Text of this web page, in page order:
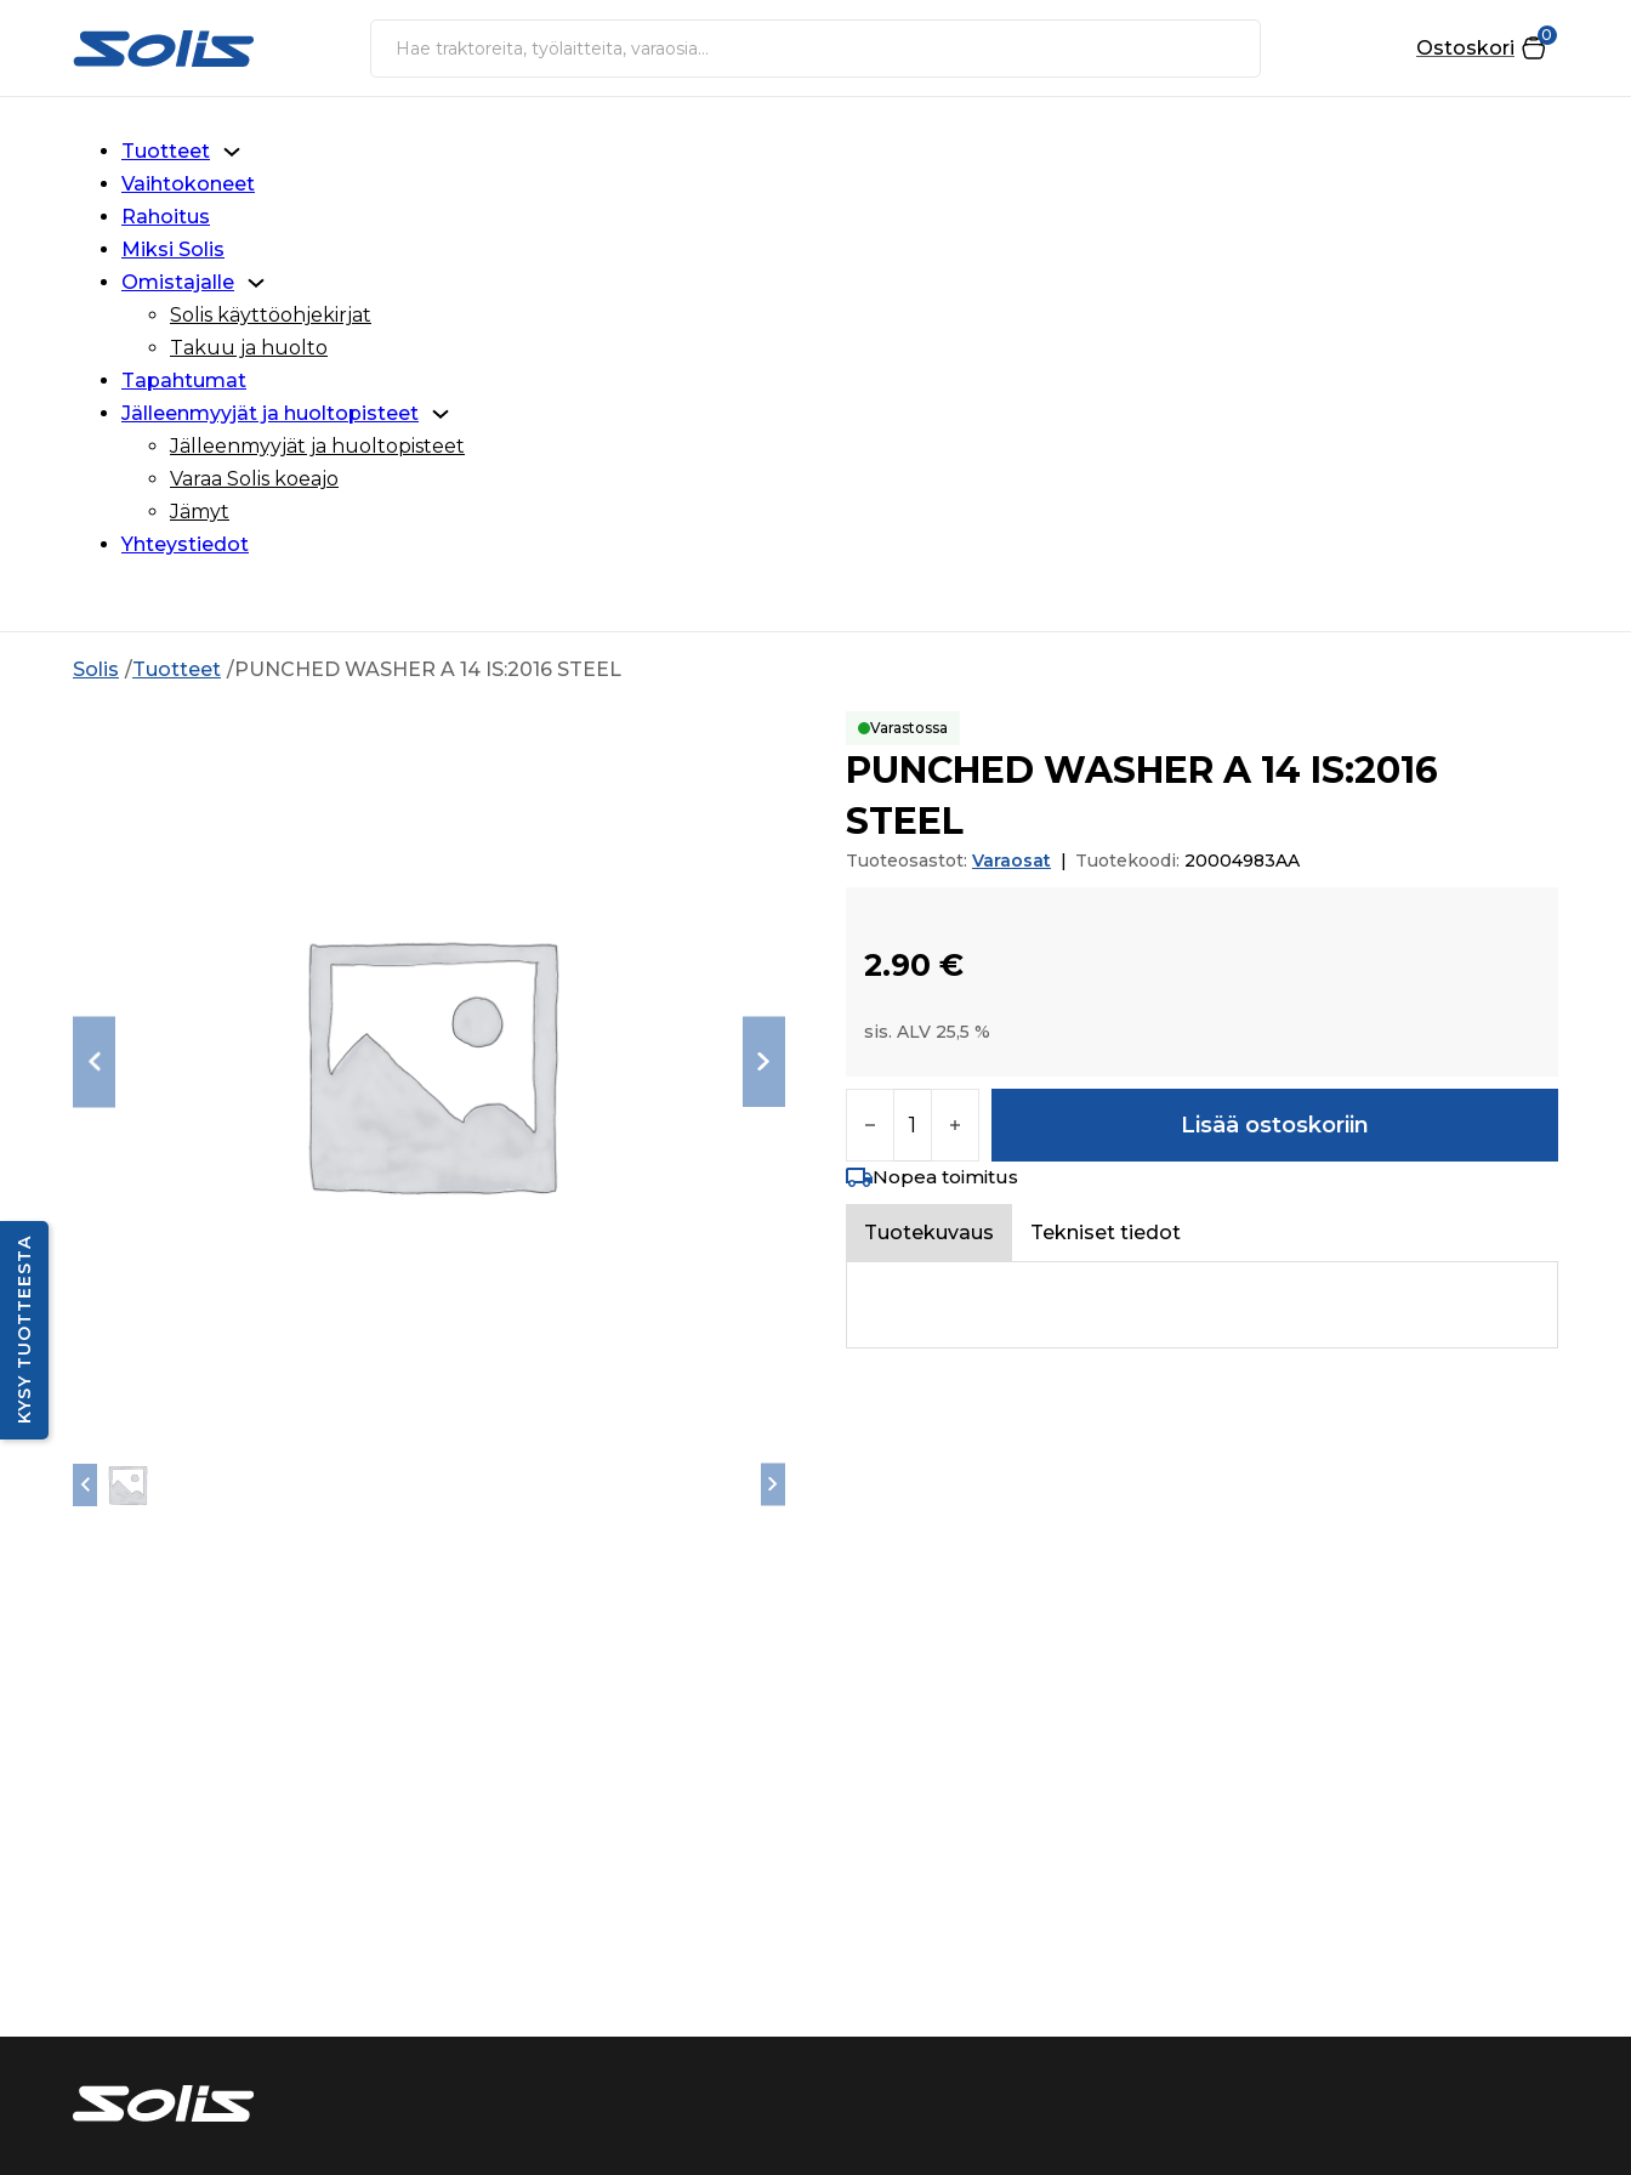
Siirry pääsisältöön
Siirry alatunnisteeseen
Haku
0
Ostoskori
Tuotteet
Vaihtokoneet
Rahoitus
Miksi Solis
Omistajalle
Solis käyttöohjekirjat
Takuu ja huolto
Tapahtumat
Jälleenmyyjät ja huoltopisteet
Jälleenmyyjät ja huoltopisteet
Varaa Solis koeajo
Jämyt
Yhteystiedot
Solis Tuotteet PUNCHED WASHER A 14 IS:2016 STEEL
Varastossa
PUNCHED WASHER A 14 IS:2016
STEEL
Tuoteosastot: Varaosat | Tuotekoodi: 20004983AA
2.90 €
sis. ALV 25,5 %
Lisää ostoskoriin
Nopea toimitus
Tuotekuvaus Tekniset tiedot
KYSY TUOTTEESTA